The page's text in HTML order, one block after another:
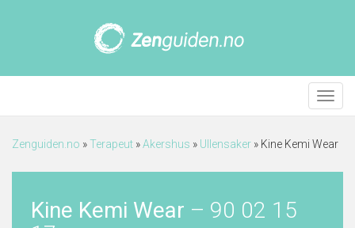
Meny
Zenguiden.no »Terapeut »Akershus » Ullensaker » Kine Kemi Wear
Kine Kemi Wear – 90 02 15